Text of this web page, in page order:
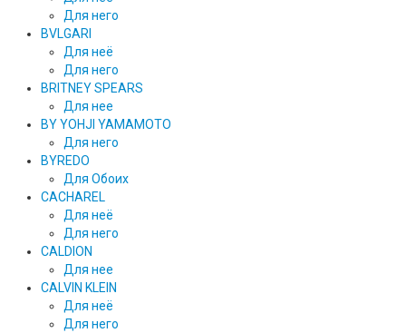
Для него
BVLGARI
Для неё
Для него
BRITNEY SPEARS
Для нее
BY YOHJI YAMAMOTO
Для него
BYREDO
Для Обоих
CACHAREL
Для неё
Для него
CALDION
Для нее
CALVIN KLEIN
Для неё
Для него